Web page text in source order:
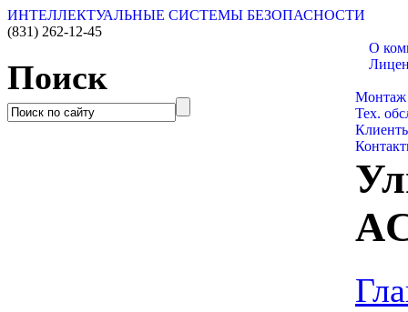
ИНТЕЛЛЕКТУАЛЬНЫЕ СИСТЕМЫ БЕЗОПАСНОСТИ
(831) 262-12-45
Поиск
О
Монтаж
Тех.